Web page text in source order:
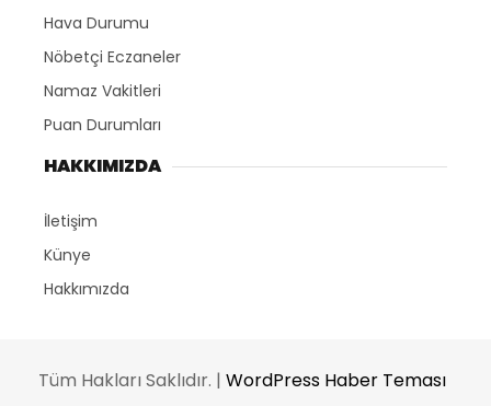
Hava Durumu
Nöbetçi Eczaneler
Namaz Vakitleri
Puan Durumları
HAKKIMIZDA
İletişim
Künye
Hakkımızda
Tüm Hakları Saklıdır. | WordPress Haber Teması